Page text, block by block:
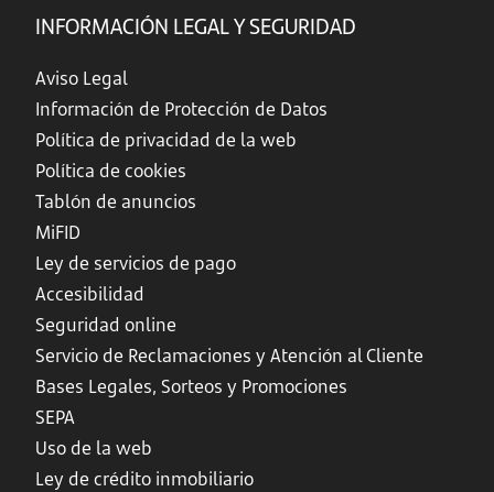
INFORMACIÓN LEGAL Y SEGURIDAD
Aviso Legal
Información de Protección de Datos
Política de privacidad de la web
Política de cookies
Tablón de anuncios
MiFID
Ley de servicios de pago
Accesibilidad
Seguridad online
Servicio de Reclamaciones y Atención al Cliente
Bases Legales, Sorteos y Promociones
SEPA
Uso de la web
Ley de crédito inmobiliario